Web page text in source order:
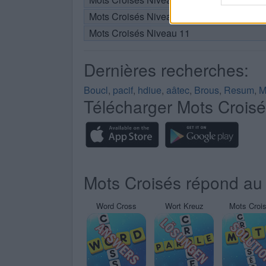
Mots Croisés Niveau 10
Mots Croisés Niveau 11
Dernières recherches:
Boucl, pacif, hdiue, aâtec, Brous, Resum,
Télécharger Mots
Mots Croisés répond
Word Cross Wort Kreuz Mots